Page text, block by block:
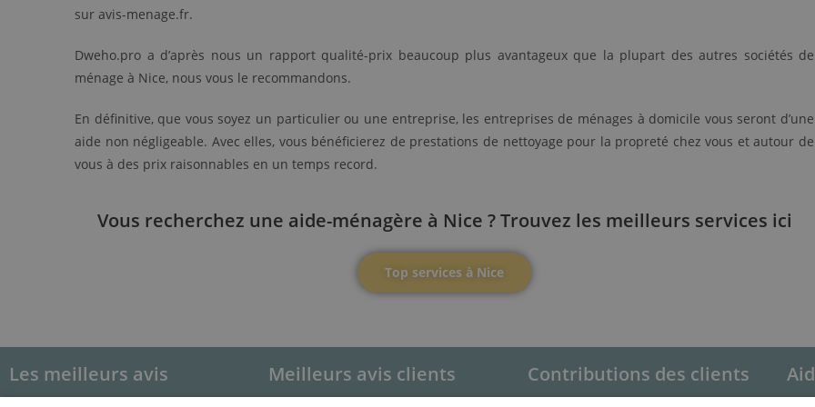
sur avis-menage.fr.
Dweho.pro a d’après nous un rapport qualité-prix beaucoup plus avantageux que la plupart des autres sociétés de
ménage à Nice, nous vous le recommandons.
En définitive, que vous soyez un particulier ou une entreprise, les entreprises de ménages à domicile vous seront d’une
aide non négligeable. Avec elles, vous bénéficierez de prestations de nettoyage pour la propreté chez vous et autour de
vous à des prix raisonnables en un temps record.
Vous recherchez une aide-ménagère à Nice ? Trouvez les meilleurs services ici
Top services à Nice
Les meilleurs avis Meilleurs avis clients Contributions des clients